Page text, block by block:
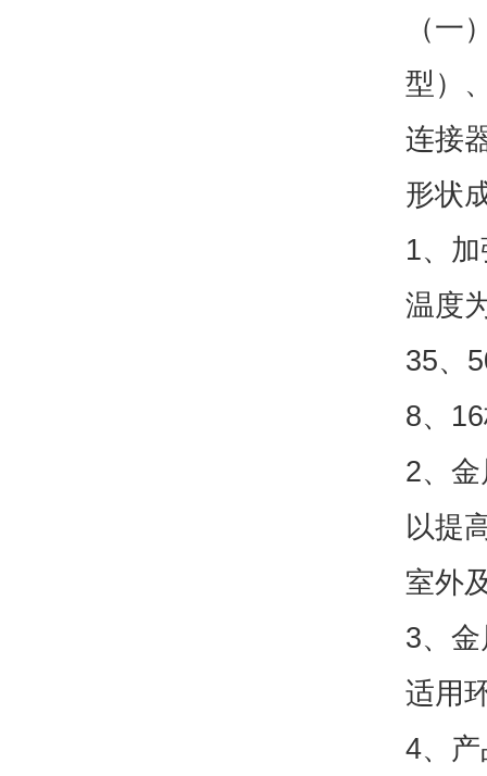
（一
型）
连接
形状
1、
温度
35、
8、
2、
以提
室外
3、
适用
4、